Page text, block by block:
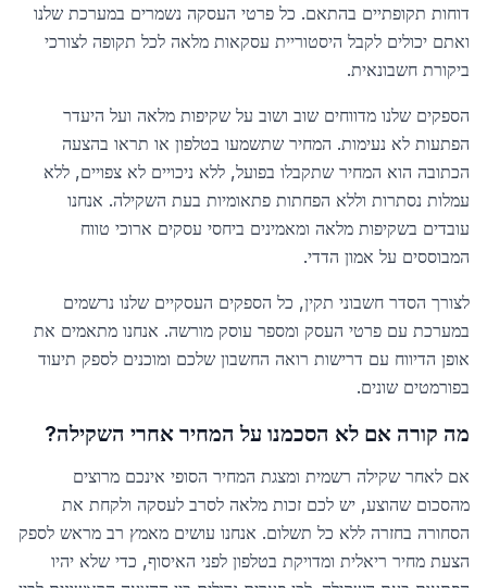
דוחות תקופתיים בהתאם. כל פרטי העסקה נשמרים במערכת שלנו
ואתם יכולים לקבל היסטוריית עסקאות מלאה לכל תקופה לצורכי
ביקורת חשבונאית.
הספקים שלנו מדווחים שוב ושוב על שקיפות מלאה ועל היעדר
הפתעות לא נעימות. המחיר שתשמעו בטלפון או תראו בהצעה
הכתובה הוא המחיר שתקבלו בפועל, ללא ניכויים לא צפויים, ללא
עמלות נסתרות וללא הפחתות פתאומיות בעת השקילה. אנחנו
עובדים בשקיפות מלאה ומאמינים ביחסי עסקים ארוכי טווח
המבוססים על אמון הדדי.
לצורך הסדר חשבוני תקין, כל הספקים העסקיים שלנו נרשמים
במערכת עם פרטי העסק ומספר עוסק מורשה. אנחנו מתאמים את
אופן הדיווח עם דרישות רואה החשבון שלכם ומוכנים לספק תיעוד
בפורמטים שונים.
מה קורה אם לא הסכמנו על המחיר אחרי השקילה?
אם לאחר שקילה רשמית ומצגת המחיר הסופי אינכם מרוצים
מהסכום שהוצע, יש לכם זכות מלאה לסרב לעסקה ולקחת את
הסחורה בחזרה ללא כל תשלום. אנחנו עושים מאמץ רב מראש לספק
הצעת מחיר ריאלית ומדויקת בטלפון לפני האיסוף, כדי שלא יהיו